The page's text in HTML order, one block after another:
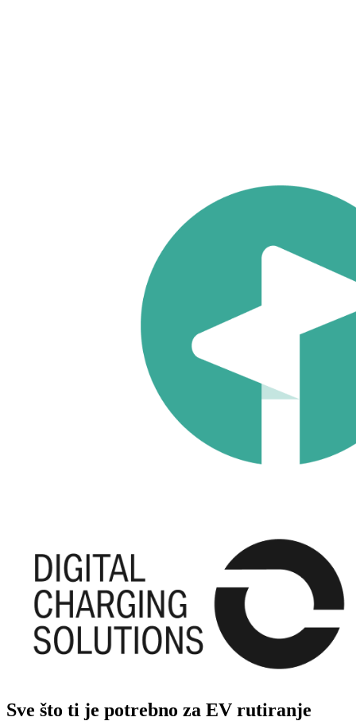
Sve što ti je potrebno za EV rutiranje